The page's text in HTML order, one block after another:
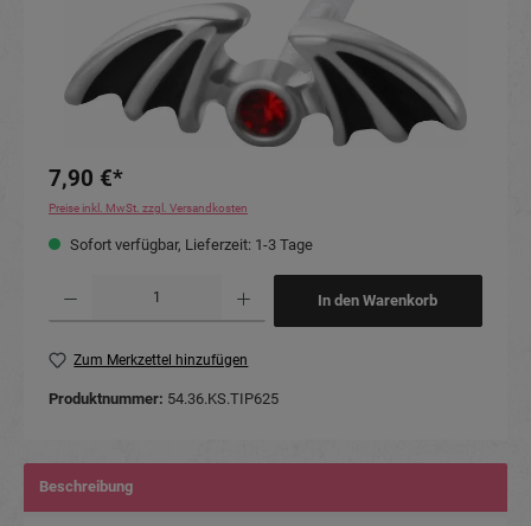
7,90 €*
Preise inkl. MwSt. zzgl. Versandkosten
Sofort verfügbar, Lieferzeit: 1-3 Tage
In den Warenkorb
Zum Merkzettel hinzufügen
Produktnummer: 54.36.KS.TIP625
Beschreibung